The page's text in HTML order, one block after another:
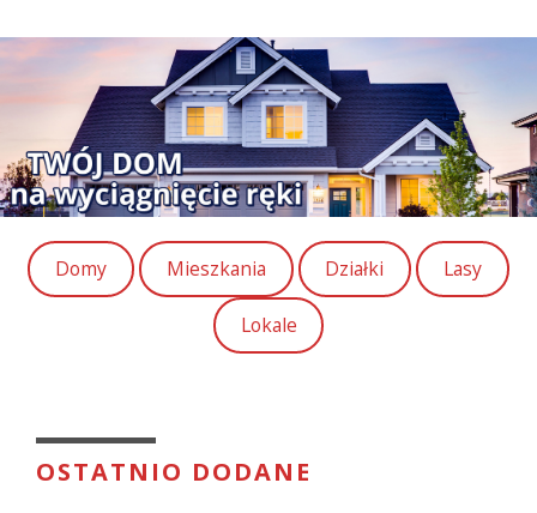
Domy Mieszkania Działki Lasy
Lokale
OSTATNIO DODANE